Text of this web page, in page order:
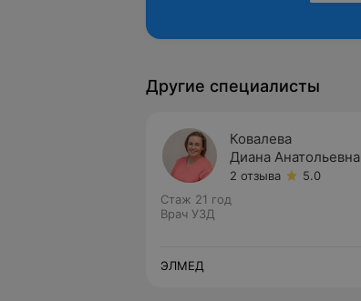
Другие специалисты
Ковалева
Диана Анатольевна
2 отзыва
5.0
Стаж 21 год
Врач УЗД
ЭЛМЕД